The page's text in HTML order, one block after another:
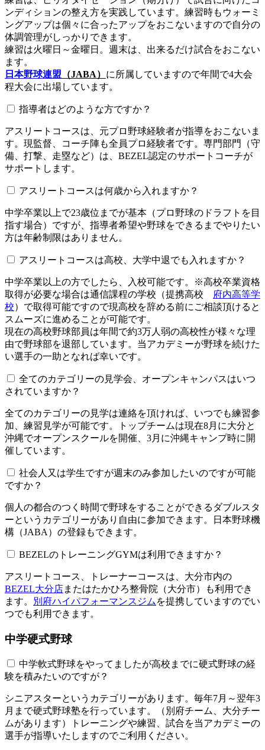
ンディションの整え方を実践しています。練習時もウォーミ
ングアップは個々に合ったアップをおこないますので自分の
体調管理がしっかりできます。
練習は火曜日～金曜日。週末は、出来るだけ試合をおこない
ます。
日本野球連盟 （JABA） に所属していますので年間で4大会
程大会に出場しています。
指導者はどのような方ですか？
アスリートコースは、元プロ野球経験者が指導をおこないま
す。現監督、コーチ陣も全員プロ経験者です。専門部門（守
備、打撃、走塁など）は、BEZEL認定のサポートコーチが
サポートします。
アスリートコースは何歳から入れますか？
中学卒業以上で23歳位までが基本（プロ野球のドラフトを目
指す場合）ですが、指導者希望や野球をできるまでやりたい
方は年齢制限はありません。
アスリートコースは高校、大学中退でも入れますか？
中学卒業以上の方でしたら、入校可能です。※高校卒業資格
取得が必要な場合は通信課程の学校（提携高校
府内高等学
校）で取得可能ですので現高校を辞める前にご相談頂けると
スムーズに進めることが可能です。
現在の高校野球部員は年間で約3万人弱の高校性が様々な理
由で野球部を退部しています。当アカデミーが野球を続けた
い選手の一助となれば幸いです。
全てのカテゴリーの見学会、オープンキャンパスはいつ
されていますか？​​​​​
全てのカテゴリーの見学は連絡を頂ければ、いつでも練習参
加、練習見学が可能です。トップチームは現在8月に大分と
沖縄でオープンスクールを開催、3月に沖縄キャンプ時に開
催しています。
社会人又は学生ですが週末のみ参加したいのですが可能
ですか？
個人の都合のつく時間で野球をすることができるダブルスタ
ーというカテゴリーがあり自由に参加できます。日本野球機
構（JABA）の登録もできます。
BEZELのトレーニングGYMは利用できますか？​​​​​
アスリートコース、トレーナーコースは、大分市内の
BEZEL大分店またはたかひろ整骨院（大分市）も利用でき
ます。
別府ハイパフォーマンスジム を提携していますのでい
つでも利用できます。
中学硬式野球
中学軟式野球をやってましたが高校までに硬式野球の経
験を積みたいのですが？
シニアスターというカテゴリーがあります。毎年7月～翌年3
月まで硬式野球塾を行っています。（別府チーム、大分チー
ムがあります）トレーニングや練習、試合を当アカデミーの
選手が指導いたしますのでご利用ください。